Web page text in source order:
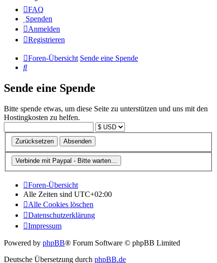
FAQ
Spenden
Anmelden
Registrieren
Foren-Übersicht Sende eine Spende
Suche
Sende eine Spende
Bitte spende etwas, um diese Seite zu unterstützen und uns mit den
Hostingkosten zu helfen.
Foren-Übersicht
Alle Zeiten sind UTC+02:00
Alle Cookies löschen
Datenschutzerklärung
Impressum
Powered by phpBB® Forum Software © phpBB Limited
Deutsche Übersetzung durch phpBB.de